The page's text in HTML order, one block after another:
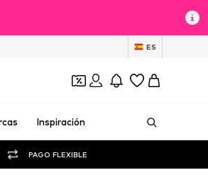
ES
Inspiración
PAGO FLEXIBLE